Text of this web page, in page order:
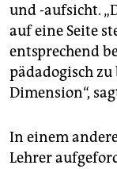
und -aufsicht.
auf eine Seite
entsprechend
pädadogisch
Dimension“,
In einem
Lehrer